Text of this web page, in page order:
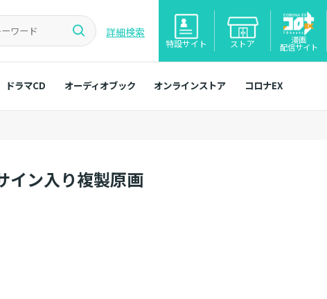
詳細検索
特設サイト ストア 漫画
配信サイト
ドラマCD オーディオブック オンラインストア コロナEX
ン入り複製原画